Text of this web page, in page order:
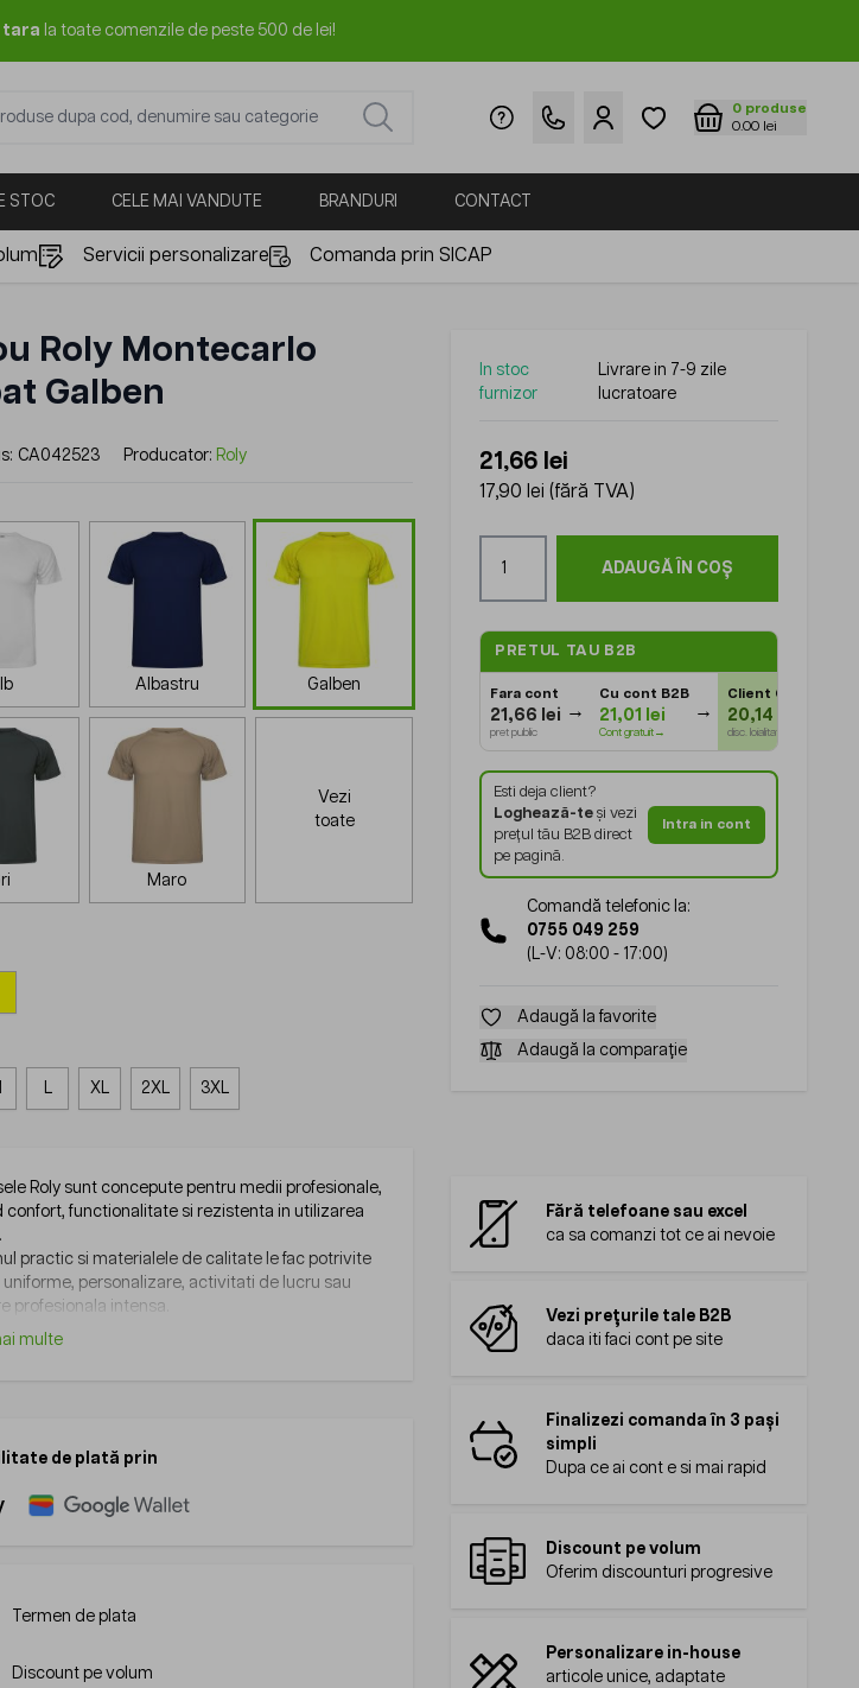
tara la toate comenzile de peste 500 de lei!
0 produse
0.00 lei
STOC CELE MAI VANDUTE BRANDURI CONTACT
Servicii personalizare Comanda prin SICAP
Roly Montecarlo
Galben
CA042523 Producator: Roly
Albastru Galben
Maro
Vezi
toate
XL 2XL 3XL
Roly sunt concepute pentru medii profesionale,
confort, functionalitate si rezistenta in utilizarea
practic si materialele de calitate le fac potrivite
uniforme, personalizare, activitati de lucru sau
profesionala intensa.
multe
In stoc
furnizor
Livrare in 7-9 zile
lucratoare
21,66 lei
17,90 lei (fără TVA)
ADAUGĂ ÎN COȘ
PRETUL TAU B2B
Fara cont
21,66 lei
pret public
Cu cont B2B
21,01 lei
Cont gratuit→
Client Gold
20,14 lei
disc. loialitate
Esti deja client?
Loghează-teși vezi
prețul tău B2B direct
pe pagină.
Intra in cont
Comandă telefonic la:
0755 049 259
(L-V: 08:00 - 17:00)
Adaugă la favorite
Adaugă la comparație
Fără telefoane sau excel
ca sa comanzi tot ce ai nevoie
Vezi prețurile tale B2B
daca iti faci cont pe site
Finalizezi comanda în 3 pași
simpli
Dupa ce ai cont e si mai rapid
Discount pe volum
Oferim discounturi progresive
Personalizare in-house
articole unice, adaptate
de plată prin
Termen de plata
Discount pe volum